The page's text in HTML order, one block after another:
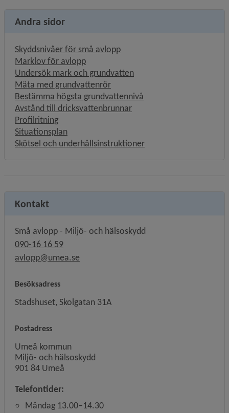
Andra sidor
Skyddsnivåer för små avlopp
Marklov för avlopp
Undersök mark och grundvatten
Mäta med grundvattenrör
Bestämma högsta grundvattennivå
Avstånd till dricksvattenbrunnar
Profilritning
Situationsplan
Skötsel och underhållsinstruktioner
Kontakt
Små avlopp - Miljö- och hälsoskydd
090-16 16 59
avlopp@umea.se
Besöksadress
Stadshuset, Skolgatan 31A
Postadress
Umeå kommun
Miljö- och hälsoskydd
901 84 Umeå
Telefontider:
Måndag 13.00–14.30